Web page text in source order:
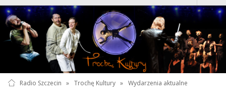
Radio Szczecin » Trochę Kultury » Wydarzenia aktualne